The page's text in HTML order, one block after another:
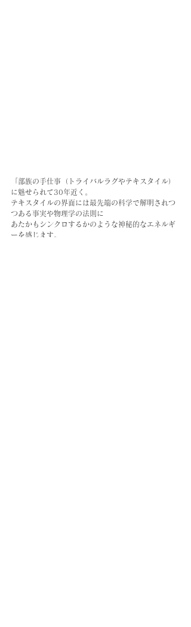
「部族の手仕事（トライバルラグやテキスタイル）
に魅せられて30年近く。
テキスタイルの界面には最先端の科学で解明されつ
つある事実や物理学の法則に
あたかもシンクロするかのような神秘的なエネルギ
ーを感じます。